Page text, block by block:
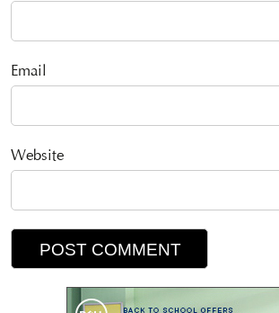
Email
Website